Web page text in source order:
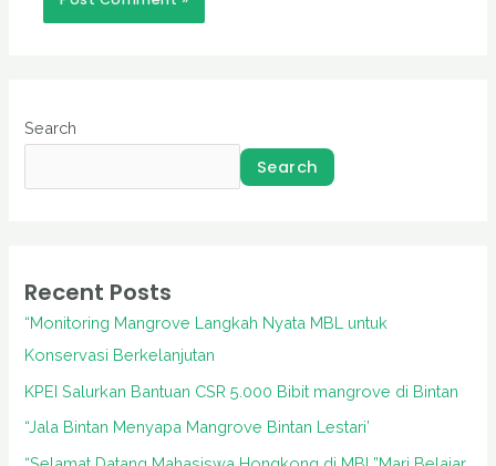
Search
Search
Recent Posts
“Monitoring Mangrove Langkah Nyata MBL untuk
Konservasi Berkelanjutan
KPEI Salurkan Bantuan CSR 5.000 Bibit mangrove di Bintan
“Jala Bintan Menyapa Mangrove Bintan Lestari’